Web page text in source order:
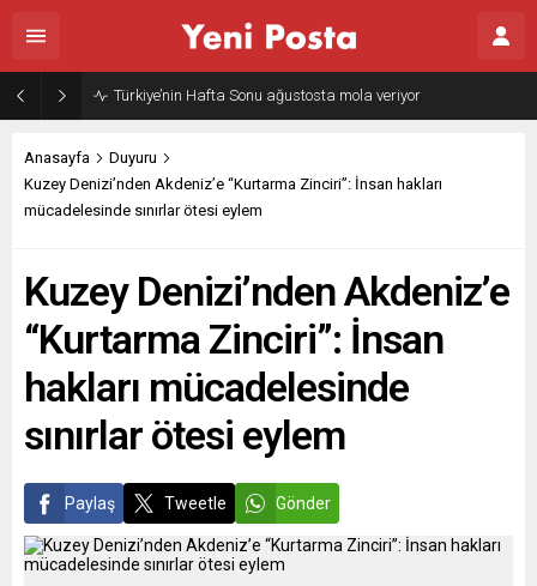
Türkiye’nin Hafta Sonu ağustosta mola veriyor
Anasayfa
Duyuru
Kuzey Denizi’nden Akdeniz’e “Kurtarma Zinciri”: İnsan hakları
mücadelesinde sınırlar ötesi eylem
Kuzey Denizi’nden Akdeniz’e
“Kurtarma Zinciri”: İnsan
hakları mücadelesinde
sınırlar ötesi eylem
Paylaş Tweetle Gönder